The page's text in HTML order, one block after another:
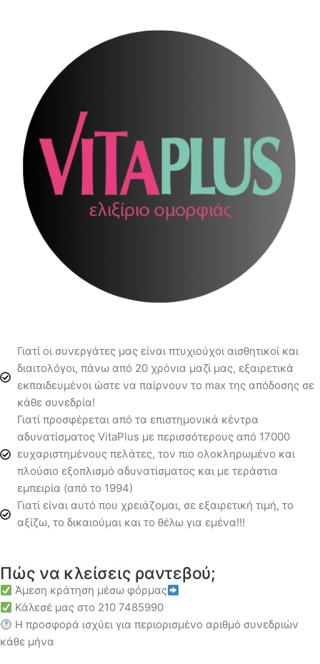
Γιατί οι συνεργάτες μας είναι πτυχιούχοι αισθητικοί και
διαιτολόγοι, πάνω από 20 χρόνια μαζί μας, εξαιρετικά
εκπαιδευμένοι ώστε να παίρνουν το max της απόδοσης σε
κάθε συνεδρία!
Γιατί προσφέρεται από τα επιστημονικά κέντρα
αδυνατίσματος VitaPlus με περισσότερους από 17000
ευχαριστημένους πελάτες, τον πιο ολοκληρωμένο και
πλούσιο εξοπλισμό αδυνατίσματος και με τεράστια
εμπειρία (από το 1994)
Γιατί είναι αυτό που χρειάζομαι, σε εξαιρετική τιμή, το
αξίζω, το δικαιούμαι και το θέλω για εμένα!!!
Πώς να κλείσεις ραντεβού;
Άμεση κράτηση μέσω φόρμας
Κάλεσέ μας στο 210 7485990
Η προσφορά ισχύει για περιορισμένο αριθμό συνεδριών
κάθε μήνα